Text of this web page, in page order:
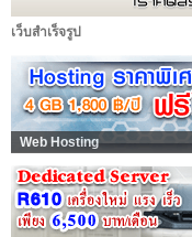
เว็บสำเร็จรูป
Web Hosting